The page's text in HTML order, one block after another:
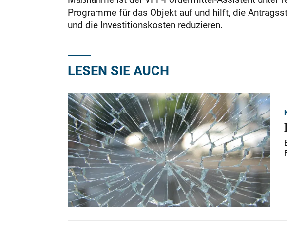
Programme für das Objekt auf und hilft, die
und die Investitionskosten reduzieren.
LESEN SIE AUCH